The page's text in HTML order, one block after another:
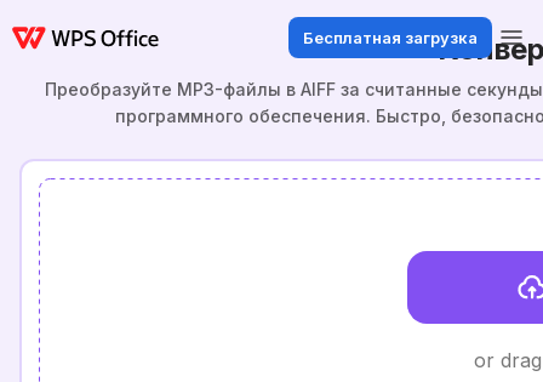
Бесплатная загрузка
Преобразуйте MP3-файлы в AIFF за считанные
программного обеспечения. Быстро,
or